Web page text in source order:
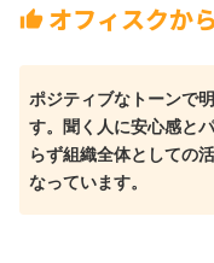
thumb_up オフィスクか
ポジティブなトーンで
す。聞く人に安心感と
らず組織全体としての
なっています。